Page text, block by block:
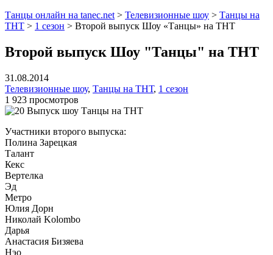
Танцы онлайн на tanec.net > Телевизионные шоу > Танцы на
ТНТ > 1 сезон > Второй выпуск Шоу «Танцы» на ТНТ
Второй выпуск Шоу "Танцы" на ТНТ
31.08.2014
Телевизионные шоу, Танцы на ТНТ, 1 сезон
1 923 просмотров
Участники второго выпуска:
Полина Зарецкая
Талант
Кекс
Вертелка
Эд
Метро
Юлия Дорн
Николай Kolombo
Дарья
Анастасия Бизяева
Нэо